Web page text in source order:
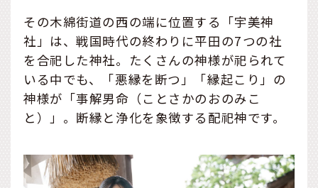
その木綿街道の西の端に位置する「宇美神
社」は、戦国時代の終わりに平田の7つの社
を合祀した神社。たくさんの神様が祀られて
いる中でも、「悪縁を断つ」「縁起こり」の
神様が「事解男命（ことさかのおのみこ
と）」。断縁と浄化を象徴する配祀神です。